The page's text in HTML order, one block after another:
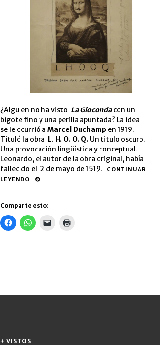
¿Alguien no ha visto La Giocondacon un
bigote fino y una perilla apuntada? La idea
se le ocurrió a Marcel Duchamp en 1919.
Tituló la obra L. H. O. O. Q. Un titulo oscuro.
Una provocación lingüística y conceptual.
Leonardo, el autor de la obra original, había
fallecido el 2 de mayo de 1519.
CONTINUAR
LEYENDO
Comparte esto:
Haz
clic
Haz
clic
(Se
+ VISTOS